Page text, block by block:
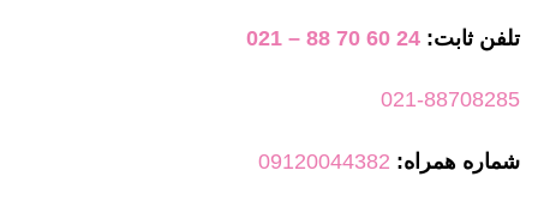
تلفن ثابت: 24 60 70 88 – 021
021-88708285
شماره همراه: 09120044382